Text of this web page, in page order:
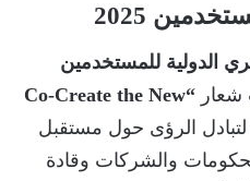
2025
الدولية للمستخدمين
شعار
“Co-Create the New
الرؤى حول مستقبل
والشركات وقادة